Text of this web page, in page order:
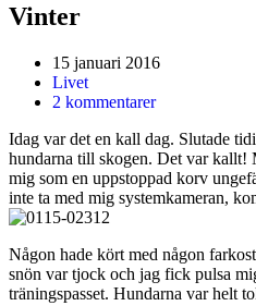
Vinter
15 januari 2016
Livet
2 kommentarer
Idag var det en kall dag. Slutade
hundarna till skogen. Det var kallt!
mig som en uppstoppad korv
inte ta med mig systemkameran,
Någon hade kört med någon
snön var tjock och jag fick pulsa
träningspasset. Hundarna var helt